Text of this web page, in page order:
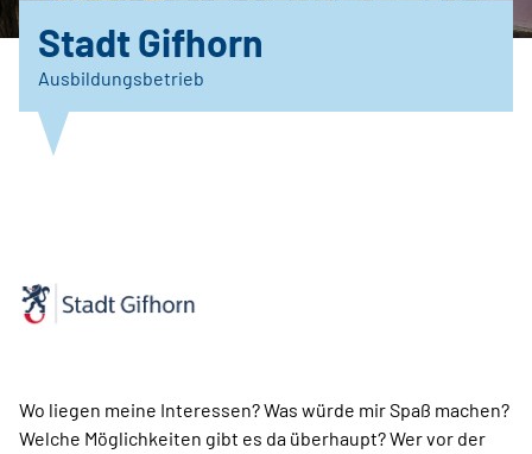
Stadt Gifhorn
Ausbildungsbetrieb
Wo liegen meine Interessen? Was würde mir Spaß machen?
Welche Möglichkeiten gibt es da überhaupt? Wer vor der